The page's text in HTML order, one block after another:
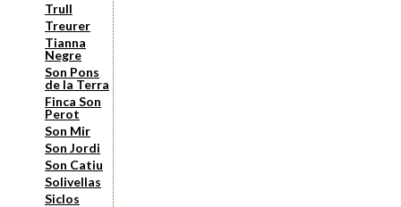
Trull
Treurer
Tianna
Negre
Son Pons
de la Terra
Finca Son
Perot
Son Mir
Son Jordi
Son Catiu
Solivellas
Siclos